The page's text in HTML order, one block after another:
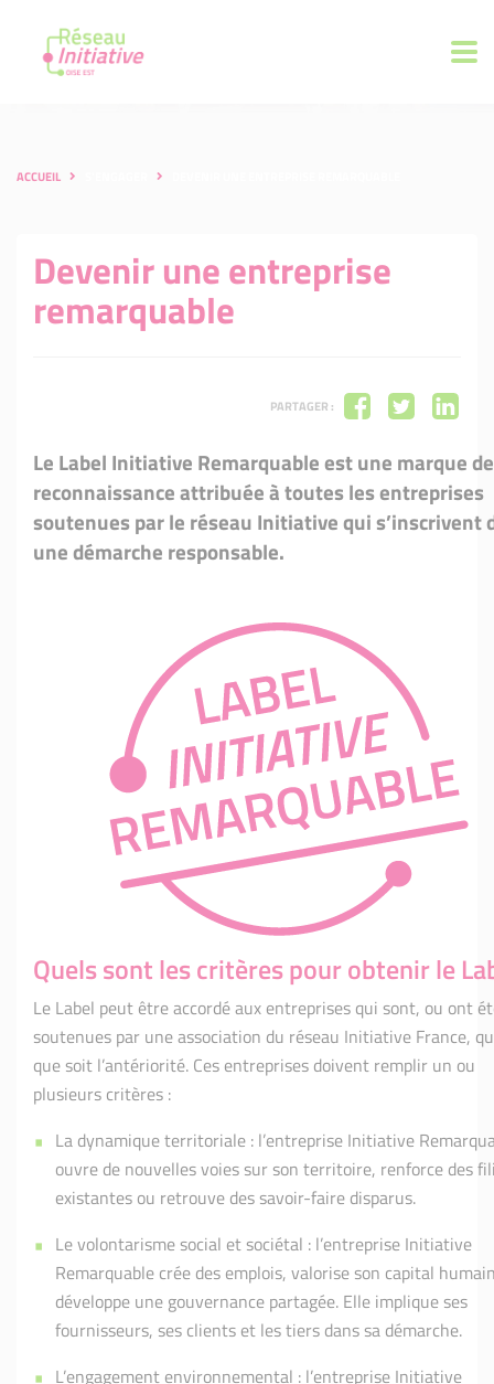
ACCUEIL
Devenir une entreprise
remarquable
PARTAGER :
Le Label Initiative Remarquable est une marque de
reconnaissance attribuée à toutes les entreprises
soutenues par le réseau Initiative qui s’inscrivent
une démarche responsable.
Quels sont les critères pour obtenir le
Le Label peut être accordé aux entreprises qui sont, ou ont
soutenues par une association du réseau Initiative France,
que soit l’antériorité. Ces entreprises doivent remplir un ou
plusieurs critères :
La dynamique territoriale : l’entreprise Initiative
ouvre de nouvelles voies sur son territoire, renforce des
existantes ou retrouve des savoir-faire disparus.
Le volontarisme social et sociétal : l’entreprise Initiative
Remarquable crée des emplois, valorise son capital
développe une gouvernance partagée. Elle implique ses
fournisseurs, ses clients et les tiers dans sa démarche.
L’engagement environnemental : l’entreprise Initiative